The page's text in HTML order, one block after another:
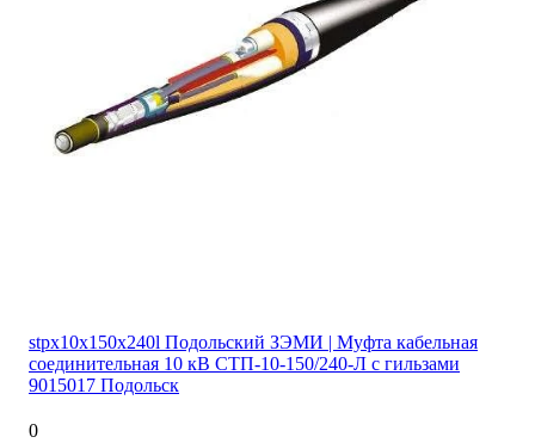
stpx10x150x240l Подольский ЗЭМИ | Муфта кабельная
соединительная 10 кВ СТП-10-150/240-Л с гильзами
9015017 Подольск
0